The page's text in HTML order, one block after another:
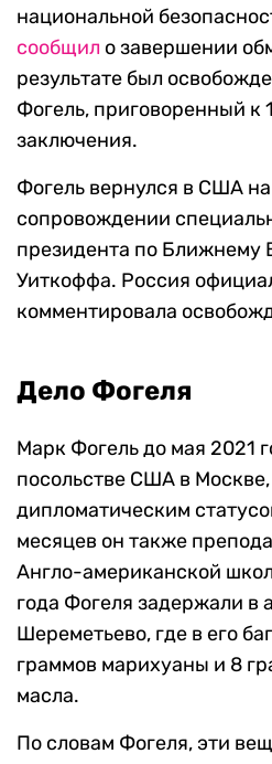
национальной
сообщил о завершении
результате был
Фогель, приговоренный к
заключения.
Фогель вернулся в США
сопровождении
президента по Ближнему
Уиткоффа. Россия
комментировала
Дело Фогеля
Марк Фогель до мая 2021
посольстве США в
дипломатическим
месяцев он также
Англо-американской
года Фогеля задержали в
Шереметьево, где в его
граммов марихуаны и 8
масла.
По словам Фогеля, эти